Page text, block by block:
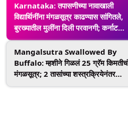
Karnataka: तपासणीच्या नावाखाली
विद्यार्थिनींना मंगळसूत्र काढण्यास सांगितले,
बुरख्यातील मुलींना दिली परवानगी; कर्नाटकात
नागरी सेवा परीक्षेतील धक्कादायक प्रकार
Mangalsutra Swallowed By
Buffalo: म्हशीने गिळलं 25 ग्रॅम किमतीचं
मंगळसूत्र; 2 तासांच्या शस्त्रक्रियेनंतर